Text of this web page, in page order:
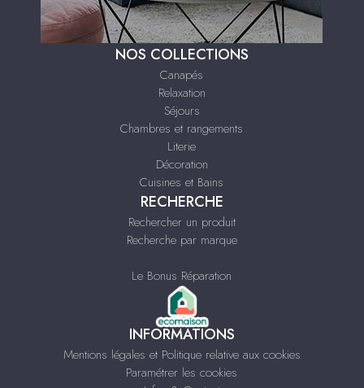
NOS COLLECTIONS
Canapés
Relaxation
Séjours
Chambres et rangements
Literie
Décoration
Cuisines et Bains
RECHERCHE
Rechercher un produit
Recherche par marque
Le Bonus Réparation
INFORMATIONS
Mentions légales et Politique relative aux cookies
Paramétrer les cookies